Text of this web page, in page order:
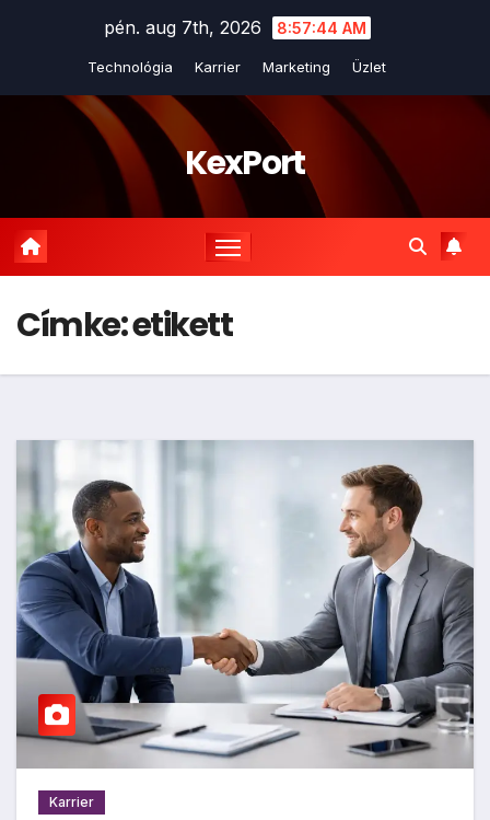
pén. aug 7th, 2026 8:57:45 AM
Technológia Karrier Marketing Üzlet
KexPort
Címke:etikett
Karrier